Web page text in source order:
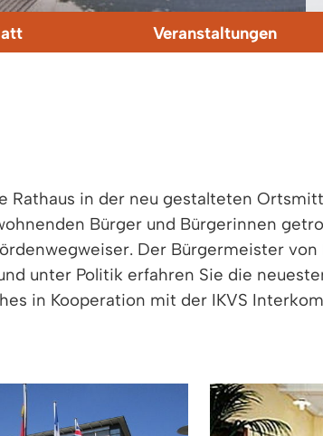
Veranstaltungen
in der neu gestalteten
Bürger und Bürgerinnen
Der Bürgermeister
unter Politik erfahren Sie die
in Kooperation mit der IKVS